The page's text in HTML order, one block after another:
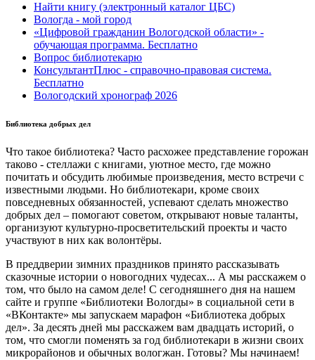
Найти книгу (электронный каталог ЦБС)
Вологда - мой город
«Цифровой гражданин Вологодской области» -
обучающая программа. Бесплатно
Вопрос библиотекарю
КонсультантПлюс - справочно-правовая система.
Бесплатно
Вологодский хронограф 2026
Библиотека добрых дел
Что такое библиотека? Часто расхожее представление горожан
таково - стеллажи с книгами, уютное место, где можно
почитать и обсудить любимые произведения, место встречи с
известными людьми. Но библиотекари, кроме своих
повседневных обязанностей, успевают сделать множество
добрых дел – помогают советом, открывают новые таланты,
организуют культурно-просветительский проекты и часто
участвуют в них как волонтёры.
В преддверии зимних праздников принято рассказывать
сказочные истории о новогодних чудесах... А мы расскажем о
том, что было на самом деле! С сегодняшнего дня на нашем
сайте и группе «Библиотеки Вологды» в социальной сети в
«ВКонтакте» мы запускаем марафон «Библиотека добрых
дел». За десять дней мы расскажем вам двадцать историй, о
том, что смогли поменять за год библиотекари в жизни своих
микрорайонов и обычных вологжан. Готовы? Мы начинаем!